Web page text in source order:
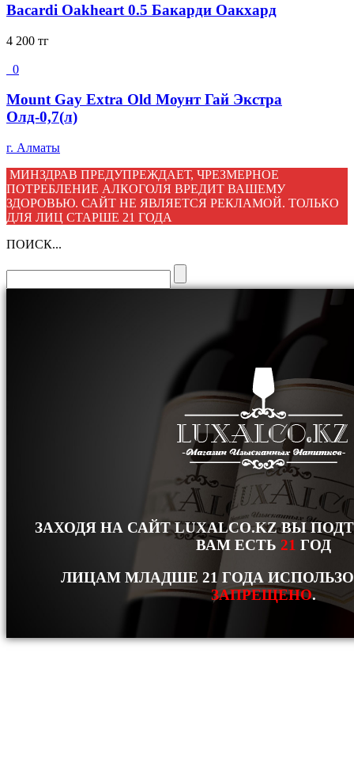
Bacardi Oakheart 0.5 Бакарди Оакхард
4 200 тг
0
Mount Gay Extra Old Моунт Гай Экстра
Олд-0,7(л)
г. Алматы
МИНЗДРАВ ПРЕДУПРЕЖДАЕТ, ЧРЕЗМЕРНОЕ
ПОТРЕБЛЕНИЕ АЛКОГОЛЯ ВРЕДИТ ВАШЕМУ
ЗДОРОВЬЮ. САЙТ НЕ ЯВЛЯЕТСЯ РЕКЛАМОЙ. ТОЛЬКО
ДЛЯ ЛИЦ СТАРШЕ 21 ГОДА
ПОИСК...
ЗАХОДЯ НА САЙТ LUXALCO.KZ ВЫ
ВАМ ЕСТЬ 21 ГОД
ЛИЦАМ МЛАДШЕ 21 ГОДА
ЗАПРЕЩЕНО.